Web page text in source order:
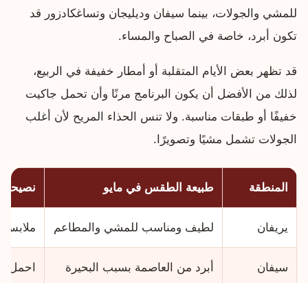
للمشي والجولات، بينما سيفان وديليجان وتساغكادزور قد
تكون أبرد، خاصة في الصباح والمساء.
قد تظهر بعض الأيام المتقلبة أو أمطار خفيفة في الربيع،
لذلك من الأفضل أن يكون البرنامج مرنًا وأن تحمل جاكيت
خفيفًا أو طبقات مناسبة. ولا تنس الحذاء المريح لأن أغلب
الجولات تشمل مشيًا وتصويرًا.
المنطقة طبيعة الطقس في مايو نصيحة
يريفان لطيف ومناسب للمشي والمطاعم ملابس
سيفان
أبرد من العاصمة بسبب البحيرة
احمل